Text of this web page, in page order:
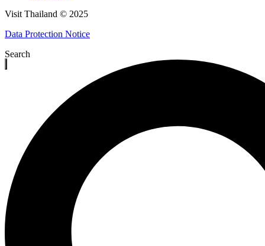
Visit Thailand © 2025
Data Protection Notice
Search